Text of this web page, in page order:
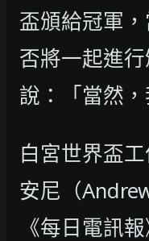
盃頒給冠軍
否將一起進
說：「當然，
白宮世界盃
安尼（
《每日電訊